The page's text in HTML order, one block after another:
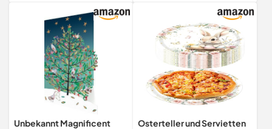
Unbekannt Magnificent
Osterteller und Servietten